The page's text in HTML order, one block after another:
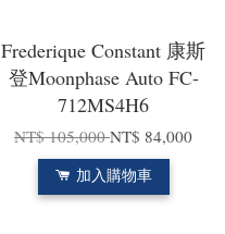
Frederique Constant 康斯
登Moonphase Auto FC-
712MS4H6
NT$ 105,000NT$ 84,000
加入購物車